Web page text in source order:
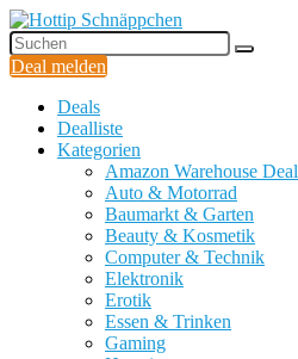
Deal melden
Deals
Dealliste
Kategorien
Amazon Warehouse Deal
Auto & Motorrad
Baumarkt & Garten
Beauty & Kosmetik
Computer & Technik
Elektronik
Erotik
Essen & Trinken
Gaming